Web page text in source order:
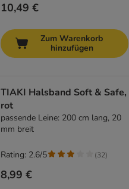
10,49 €
Zum Warenkorb
hinzufügen
TIAKI Halsband Soft & Safe,
rot
passende Leine: 200 cm lang, 20
mm breit
8,99 €
Rating: 2.6/5 (32)